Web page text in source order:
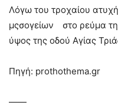
Λόγω του τροχαίου
μςσογείων
στο ρεύμα
ύψος της οδού Αγίας
Πηγή: prothothema.gr
——